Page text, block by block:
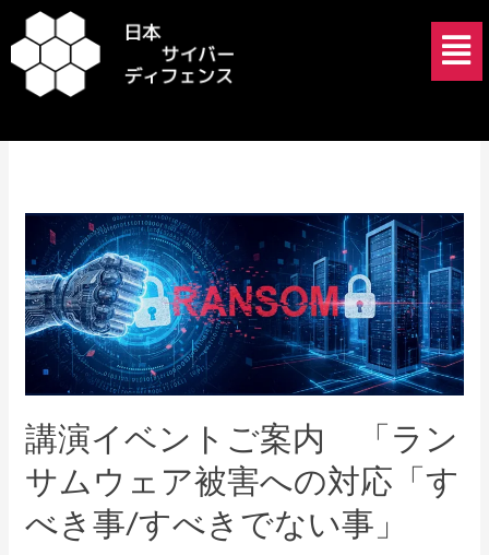
容
を
ッ
メ
ニ
ュ
JAPAN
講演イベントご案内 「ラン
サムウェア被害への対応「す
べき事/すべきでない事」
演
イ
ベ
ン
ト
ご
案
内
「ラ
ン
サ